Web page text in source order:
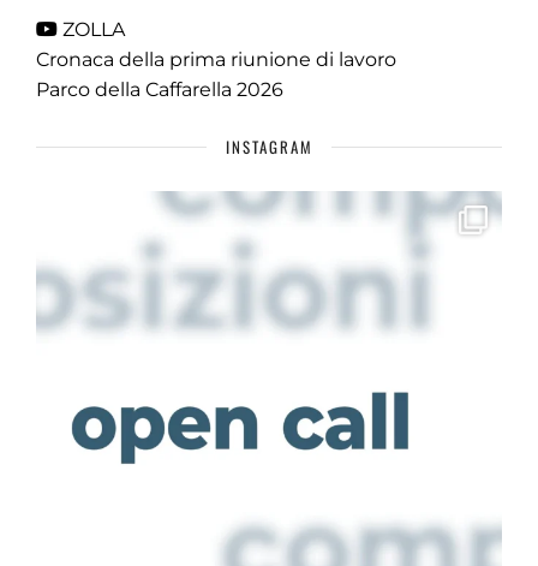
ZOLLA
Cronaca della prima riunione di lavoro
Parco della Caffarella 2026
INSTAGRAM